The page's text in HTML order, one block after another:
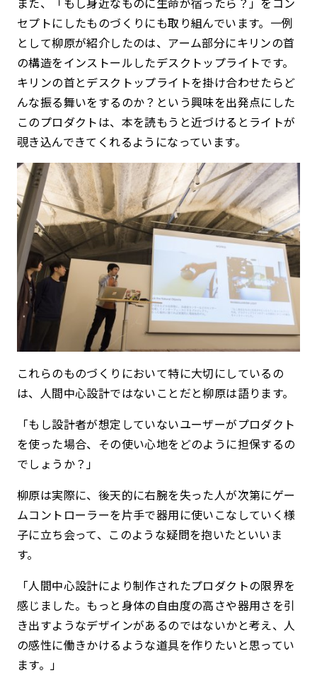
セプトにしたものづくりにも取り組んでいます。一例
として柳原が紹介したのは、アーム部分にキリンの首
の構造をインストールしたデスクトップライトです。
キリンの首とデスクトップライトを掛け合わせたらど
んな振る舞いをするのか？という興味を出発点にした
このプロダクトは、本を読もうと近づけるとライトが
覗き込んできてくれるようになっています。
これらのものづくりにおいて特に大切にしているの
は、人間中心設計ではないことだと柳原は語ります。
「もし設計者が想定していないユーザーがプロダクト
を使った場合、その使い心地をどのように担保するの
でしょうか？」
柳原は実際に、後天的に右腕を失った人が次第にゲー
ムコントローラーを片手で器用に使いこなしていく様
子に立ち会って、このような疑問を抱いたといいま
す。
「人間中心設計により制作されたプロダクトの限界を
感じました。もっと身体の自由度の高さや器用さを引
き出すようなデザインがあるのではないかと考え、人
の感性に働きかけるような道具を作りたいと思ってい
ます。」